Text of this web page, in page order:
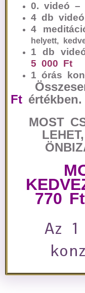
0. videó –
4 db
4
helyett,
1 db
5 000 Ft
1 órás
Ft értékben.
MOST
770 Ft
Az